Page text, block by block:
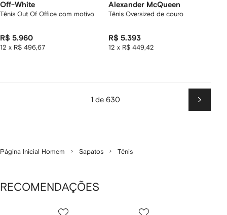
Off-White
Tênis Out Of Office com motivo
R$ 5.960
12 x R$ 496,67
Alexander McQueen
Tênis Oversized de couro
R$ 5.393
12 x R$ 449,42
1 de 630
Página Inicial Homem Sapatos Tênis
RECOMENDAÇÕES